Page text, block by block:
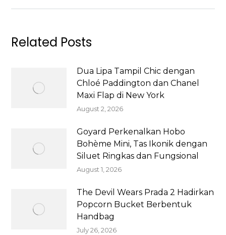
Related Posts
Dua Lipa Tampil Chic dengan
Chloé Paddington dan Chanel
Maxi Flap di New York
August 2, 2026
Goyard Perkenalkan Hobo
Bohème Mini, Tas Ikonik dengan
Siluet Ringkas dan Fungsional
August 1, 2026
The Devil Wears Prada 2 Hadirkan
Popcorn Bucket Berbentuk
Handbag
July 26, 2026